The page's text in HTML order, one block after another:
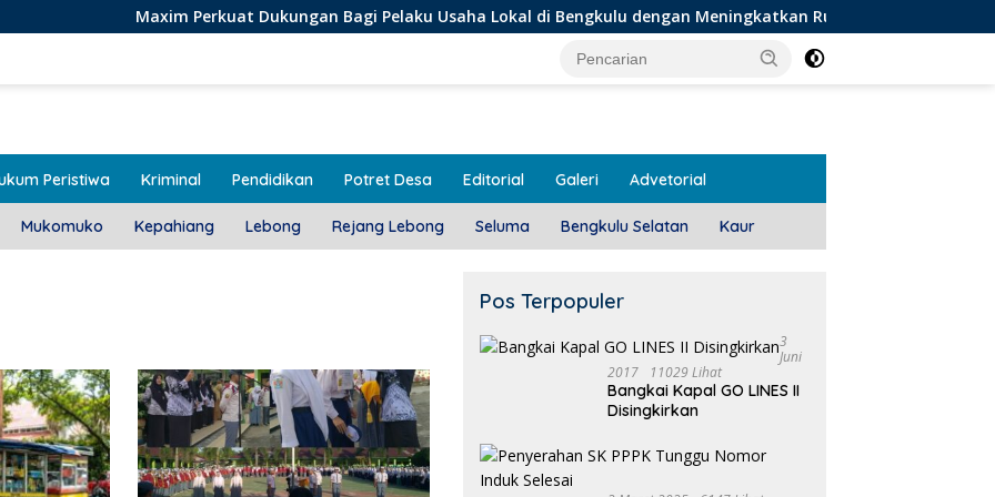
Maxim Perkuat Dukungan Bagi Pelaku Usaha Lokal di Bengkulu dengan Meningkatkan Ruang Publik dan Kebersihan Pasar
Peristiwa Kriminal Pendidikan Potret Desa Editorial Galeri Advetorial
Mukomuko Kepahiang Lebong Rejang Lebong Seluma Bengkulu Selatan Kaur
Pos Terpopuler
3
Juni
2017
11029 Lihat
Bangkai Kapal GO LINES II
Disingkirkan